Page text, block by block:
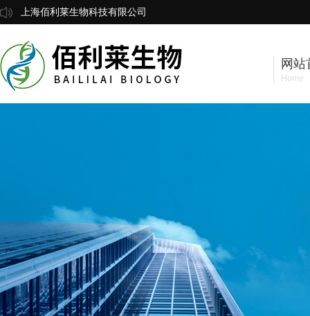
上海佰利莱生物科技有限公司
网站
Home